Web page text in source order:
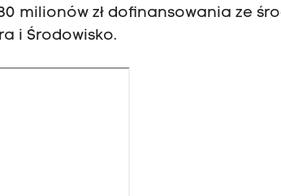
milionów zł dofinansowania ze
i Środowisko.